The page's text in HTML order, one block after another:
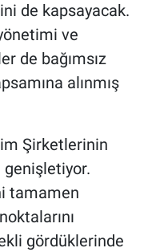
de kapsayacak.
ve
de bağımsız
alınmış
Şirketlerinin
genişletiyor.
tamamen
gördüklerinde